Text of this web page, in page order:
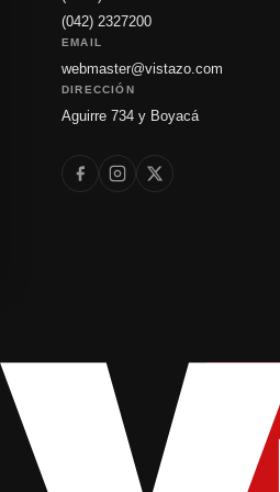
(042) 2327200
EMAIL
webmaster@vistazo.com
DIRECCIÓN
Aguirre 734 y Boyacá